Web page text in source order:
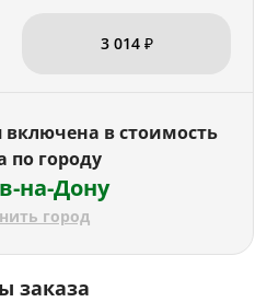
3 014 ₽
включена в стоимость
по городу
на-Дону
город
заказа